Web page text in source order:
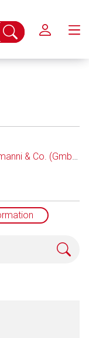
Suche
abschicken
ICHTHYOL-GESELLSCHAFT Cordes, Hermanni & Co. (GmbH & Co.) KG